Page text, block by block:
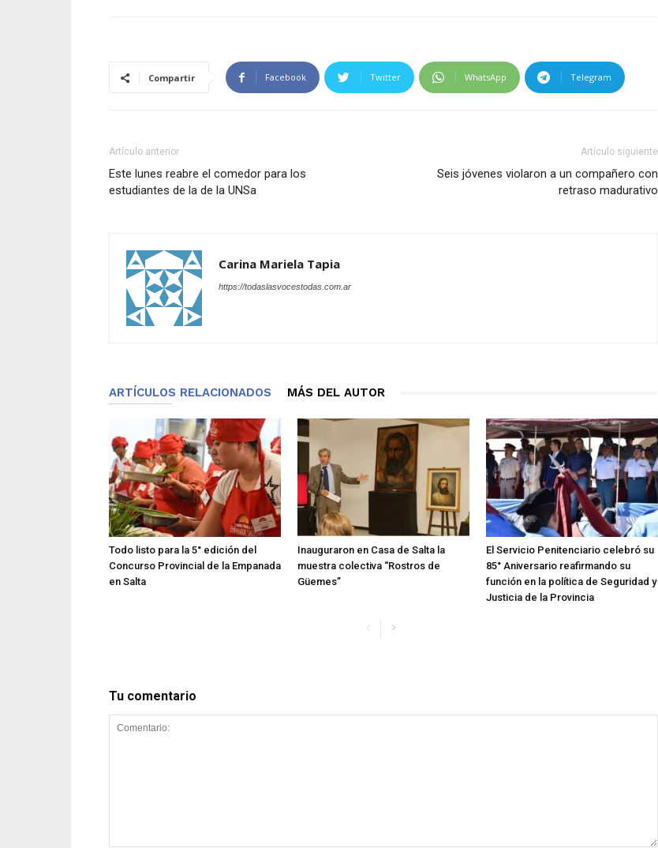
Compartir Facebook Twitter WhatsApp Telegram
Artículo anterior
Este lunes reabre el comedor para los
estudiantes de la de la UNSa
Artículo siguiente
Seis jóvenes violaron a un compañero con
retraso madurativo
Carina Mariela Tapia
https://todaslasvocestodas.com.ar
ARTÍCULOS RELACIONADOS MÁS DEL AUTOR
Todo listo para la 5° edición del
Concurso Provincial de la Empanada
en Salta
Inauguraron en Casa de Salta la
muestra colectiva “Rostros de
Güemes”
El Servicio Penitenciario celebró su
85° Aniversario reafirmando su
función en la política de Seguridad y
Justicia de la Provincia
Tu comentario